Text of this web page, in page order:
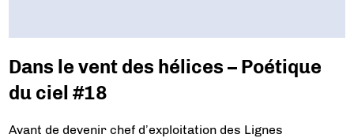
Dans le vent des hélices – Poétique
du ciel #18
Avant de devenir chef d’exploitation des Lignes